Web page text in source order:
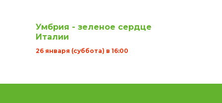
Умбрия - зеленое сердце
Италии
26 января (суббота) в 16:00